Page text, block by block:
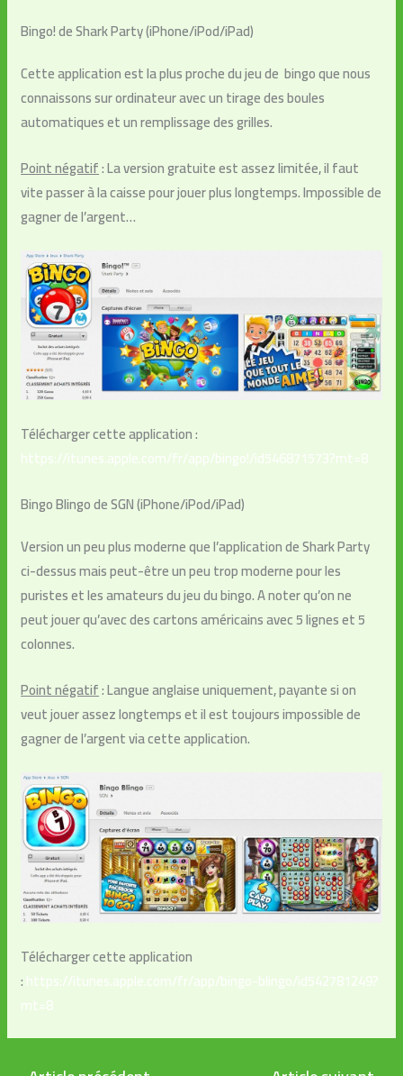
Bingo! de Shark Party (iPhone/iPod/iPad)
Cette application est la plus proche du jeu de bingo que nous
connaissons sur ordinateur avec un tirage des boules
automatiques et un remplissage des grilles.
Point négatif: La version gratuite est assez limitée, il faut
vite passer à la caisse pour jouer plus longtemps. Impossible de
gagner de l’argent…
Télécharger cette application :
https://itunes.apple.com/fr/app/bingo!/id546871573?mt=8
Bingo Blingo de SGN (iPhone/iPod/iPad)
Version un peu plus moderne que l’application de Shark Party
ci-dessus mais peut-être un peu trop moderne pour les
puristes et les amateurs du jeu du bingo. A noter qu’on ne
peut jouer qu’avec des cartons américains avec 5 lignes et 5
colonnes.
Point négatif: Langue anglaise uniquement, payante si on
veut jouer assez longtemps et il est toujours impossible de
gagner de l’argent via cette application.
Télécharger cette application
:https://itunes.apple.com/fr/app/bingo-blingo/id542781249?
mt=8